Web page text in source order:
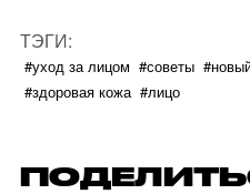
ТЭГИ:
#уход за лицом #советы
#здоровая кожа #лицо